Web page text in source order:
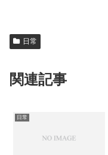
日常
関連記事
日常